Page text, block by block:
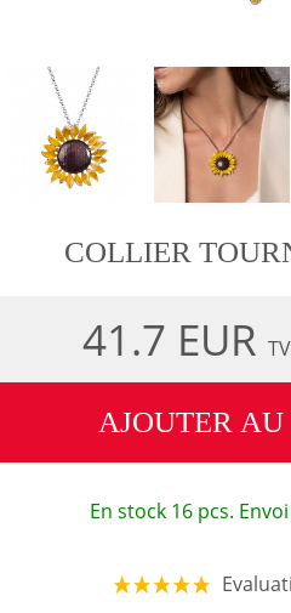
COLLIER
41.7 EUR
AJOUTER AU
En stock 16 pcs.